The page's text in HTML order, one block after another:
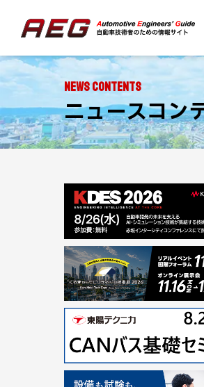
NEWS CONTENTS
ニュースコン